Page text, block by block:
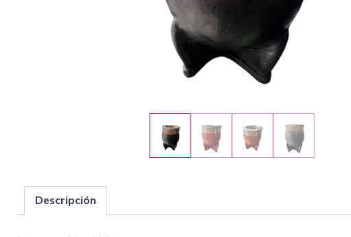
Descripción